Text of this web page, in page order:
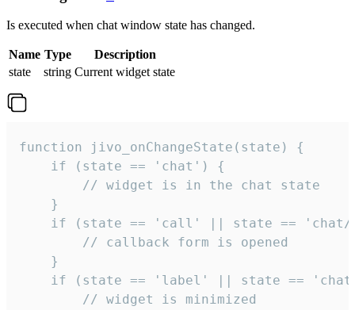
Is executed when chat window state has changed.
Name Type
Description
state
string Current widget state
function jivo_onChangeState(state) {
    if (state == 'chat') {
        // widget is in the chat state
    }
if (state == 'call' || state ==
        // callback form is opened
    }
if (state == 'label' || state ==
        // widget is minimized